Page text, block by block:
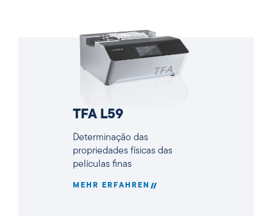
TFA L59
Determinação das
propriedades físicas das
películas finas
MEHR ERFAHREN